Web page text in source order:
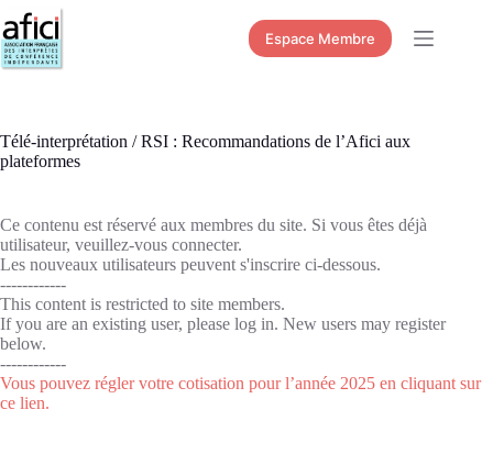
Passer
au
contenu
Espace Membre
Télé-interprétation / RSI : Recommandations de l’Afici aux
plateformes
Ce contenu est réservé aux membres du site. Si vous êtes déjà
utilisateur, veuillez-vous connecter.
Les nouveaux utilisateurs peuvent s'inscrire ci-dessous.
------------
This content is restricted to site members.
If you are an existing user, please log in. New users may register
below.
------------
Vous pouvez régler votre cotisation pour l’année 2025 en cliquant sur
ce lien.